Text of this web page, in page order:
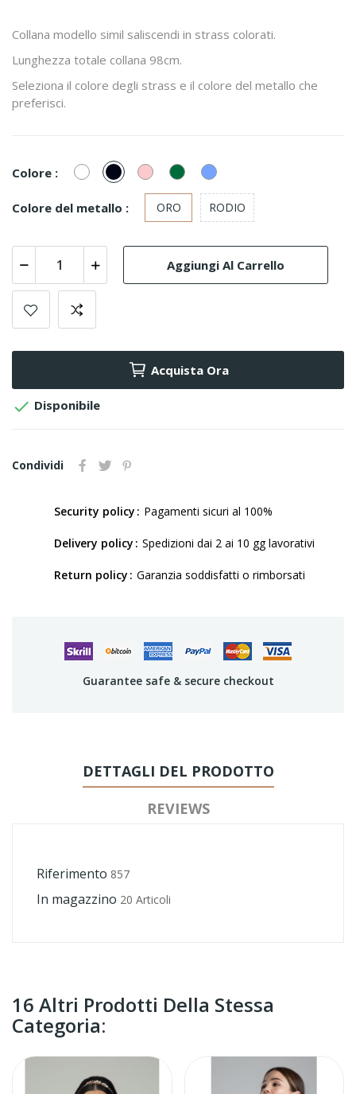
Collana modello simil saliscendi in strass colorati.
Lunghezza totale collana 98cm.
Seleziona il colore degli strass e il colore del metallo che
preferisci.
Colore : Bianco/Cristal
Nero Rosa SmeraldoAzzurro
polvere
Colore del metallo : ORO RODIO
Aggiungi Al Carrello
Acquista Ora
 Disponibile
Condividi
Security policy Pagamenti sicuri al 100%
Delivery policy Spedizioni dai 2 ai 10 gg lavorativi
Return policy Garanzia soddisfatti o rimborsati
Guarantee safe & secure checkout
DETTAGLI DEL PRODOTTO
REVIEWS
Riferimento 857
In magazzino 20 Articoli
16 Altri Prodotti Della Stessa
Categoria: